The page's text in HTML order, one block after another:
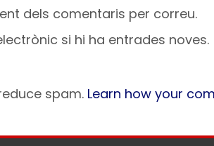
dels comentaris per correu.
si hi ha entrades noves.
spam. Learn how your